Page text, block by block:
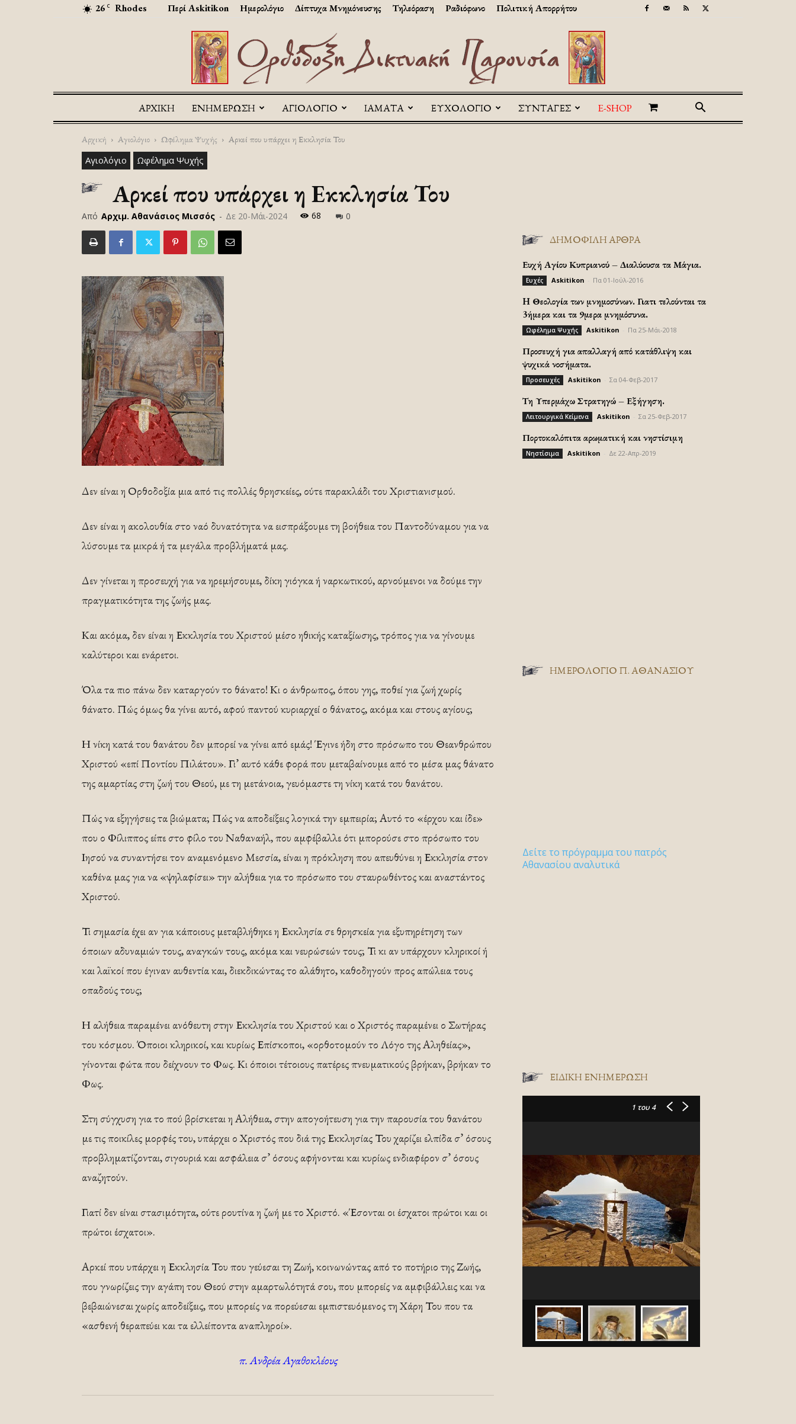
26 C Rhodes Περί Askitikon Ημερολόγιο Δίπτυχα Μνημόνευσης Τηλεόραση Ραδιόφωνο Πολιτική Απορρήτου
Askitikon
ΑΡΧΙΚΉ ΕΝΗΜΕΡΩΣΗ ΑΓΙΟΛΟΓΙΟ ΙΑΜΑΤΑ ΕΥΧΟΛΟΓΙΟ ΣΥΝΤΑΓΕΣ E-SHOP
Αρχική Αγιολόγιο Ωφέλημα Ψυχής Αρκεί που υπάρχει η Εκκλησία Του
Αγιολόγιο Ωφέλημα Ψυχής
Αρκεί που υπάρχει η Εκκλησία Του
Από Αρχιμ. Αθανάσιος Μισσός - Δε 20-Μάι-2024 68 0
Δεν είναι η Ορθοδοξία μια από τις πολλές θρησκείες, ούτε παρακλάδι του Χριστιανισμού.
Δεν είναι η ακολουθία στο ναό δυνατότητα να εισπράξουμε τη βοήθεια του Παντοδύναμου για να
λύσουμε τα μικρά ή τα μεγάλα προβλήματά μας.
Δεν γίνεται η προσευχή για να ηρεμήσουμε, δίκη γιόγκα ή ναρκωτικού, αρνούμενοι να δούμε την
πραγματικότητα της ζωής μας.
Και ακόμα, δεν είναι η Εκκλησία του Χριστού μέσο ηθικής καταξίωσης, τρόπος για να γίνουμε
καλύτεροι και ενάρετοι.
Όλα τα πιο πάνω δεν καταργούν το θάνατο! Κι ο άνθρωπος, όπου γης, ποθεί για ζωή χωρίς
θάνατο. Πώς όμως θα γίνει αυτό, αφού παντού κυριαρχεί ο θάνατος, ακόμα και στους αγίους;
Η νίκη κατά του θανάτου δεν μπορεί να γίνει από εμάς! Έγινε ήδη στο πρόσωπο του Θεανθρώπου
Χριστού «επί Ποντίου Πιλάτου». Γι’ αυτό κάθε φορά που μεταβαίνουμε από το μέσα μας θάνατο
της αμαρτίας στη ζωή του Θεού, με τη μετάνοια, γευόμαστε τη νίκη κατά του θανάτου.
Πώς να εξηγήσεις τα βιώματα; Πώς να αποδείξεις λογικά την εμπειρία; Αυτό το «έρχου και ίδε»
που ο Φίλιππος είπε στο φίλο του Ναθαναήλ, που αμφέβαλλε ότι μπορούσε στο πρόσωπο του
Ιησού να συναντήσει τον αναμενόμενο Μεσσία, είναι η πρόκληση που απευθύνει η Εκκλησία στον
καθένα μας για να «ψηλαφίσει» την αλήθεια για το πρόσωπο του σταυρωθέντος και αναστάντος
Χριστού.
Τι σημασία έχει αν για κάποιους μεταβλήθηκε η Εκκλησία σε θρησκεία για εξυπηρέτηση των
όποιων αδυναμιών τους, αναγκών τους, ακόμα και νευρώσεών τους; Τι κι αν υπάρχουν κληρικοί ή
και λαϊκοί που έγιναν αυθεντία και, διεκδικώντας το αλάθητο, καθοδηγούν προς απώλεια τους
οπαδούς τους;
Η αλήθεια παραμένει ανόθευτη στην Εκκλησία του Χριστού και ο Χριστός παραμένει ο Σωτήρας
του κόσμου. Όποιοι κληρικοί, και κυρίως Επίσκοποι, «ορθοτομούν το Λόγο της Αληθείας»,
γίνονται φώτα που δείχνουν το Φως. Κι όποιοι τέτοιους πατέρες πνευματικούς βρήκαν, βρήκαν το
Φως.
Στη σύγχυση για το πού βρίσκεται η Αλήθεια, στην απογοήτευση για την παρουσία του θανάτου
με τις ποικίλες μορφές του, υπάρχει ο Χριστός που διά της Εκκλησίας Του χαρίζει ελπίδα σ’ όσους
προβληματίζονται, σιγουριά και ασφάλεια σ’ όσους αφήνονται και κυρίως ενδιαφέρον σ’ όσους
αναζητούν.
Γιατί δεν είναι στασιμότητα, ούτε ρουτίνα η ζωή με το Χριστό. «Έσονται οι έσχατοι πρώτοι και οι
πρώτοι έσχατοι».
Αρκεί που υπάρχει η Εκκλησία Του που γεύεσαι τη Ζωή, κοινωνώντας από το ποτήριο της Ζωής,
που γνωρίζεις την αγάπη του Θεού στην αμαρτωλότητά σου, που μπορείς να αμφιβάλλεις και να
βεβαιώνεσαι χωρίς αποδείξεις, που μπορείς να πορεύεσαι εμπιστευόμενος τη Χάρη Του που τα
«ασθενή θεραπεύει και τα ελλείποντα αναπληροί».
π. Ανδρέα Αγαθοκλέους
ΔΗΜΟΦΙΛΗ ΑΡΘΡΑ
Ευχή Αγίου Κυπριανού – Διαλύουσα τα Μάγια.
Ευχές Askitikon Πα 01-Ιούλ-2016
H Θεολογία των μνημοσύνων. Γιατι τελούνται τα
3ήμερα και τα 9μερα μνημόσυνα.
Ωφέλημα Ψυχής Askitikon Πα 25-Μάι-2018
Προσευχή για απαλλαγή από κατάθλιψη και
ψυχικά νοσήματα.
Προσευχές Askitikon Σα 04-Φεβ-2017
Τη Υπερμάχω Στρατηγώ – Εξήγηση.
Λειτουργικά Κείμενα Askitikon Σα 25-Φεβ-2017
Πορτοκαλόπιτα αρωματική και νηστίσιμη
Νηστίσιμα Askitikon Δε 22-Απρ-2019
ΗΜΕΡΟΛΟΓΙΟ Π. ΑΘΑΝΑΣΙΟΥ
Δείτε το πρόγραμμα του πατρός
Αθανασίου αναλυτικά
ΕΙΔΙΚΉ ΕΝΗΜΈΡΩΣΗ
1 του 4